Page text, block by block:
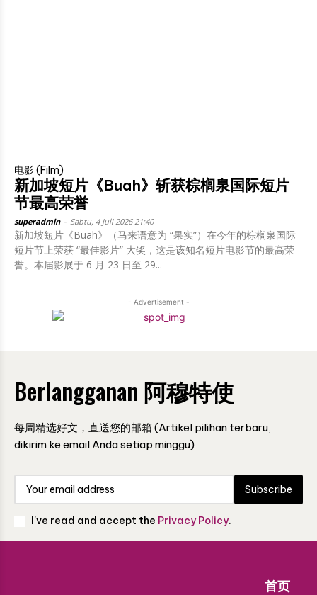
电影 (Film)
新加坡短片《Buah》斩获棕榈泉国际短片
节最高荣誉
superadmin Sabtu, 4 Juli 2026 21:40
新加坡短片《Buah》（马来语意为 “果实”）在今年的棕榈泉国际
短片节上荣获 “最佳影片” 大奖，这是该知名短片电影节的最高荣
誉。本届影展于 6 月 23 日至 29...
- Advertisement -
Berlangganan 阿穆特使
每周精选好文，直送您的邮箱 (Artikel pilihan terbaru,
dikirim ke email Anda setiap minggu)
Subscribe
I've read and accept the Privacy Policy.
首页